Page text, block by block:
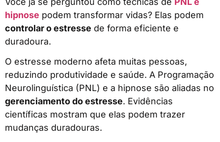
hipnose podem transformar vidas? Elas podem
controlar o estresse de forma eficiente e
duradoura.
O estresse moderno afeta muitas pessoas,
reduzindo produtividade e saúde. A Programação
Neurolinguística (PNL) e a hipnose são aliadas no
gerenciamento do estresse. Evidências
científicas mostram que elas podem trazer
mudanças duradouras.